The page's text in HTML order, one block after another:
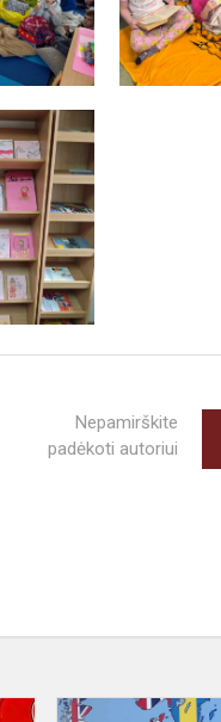
Nepamirškite
padėkoti autoriui
Pasaulinė